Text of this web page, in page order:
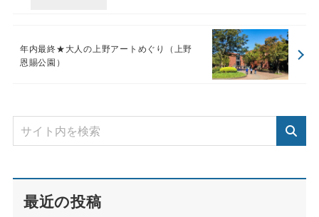
年内最終★大人の上野アートめぐり（上野
恩賜公園）
最近の投稿